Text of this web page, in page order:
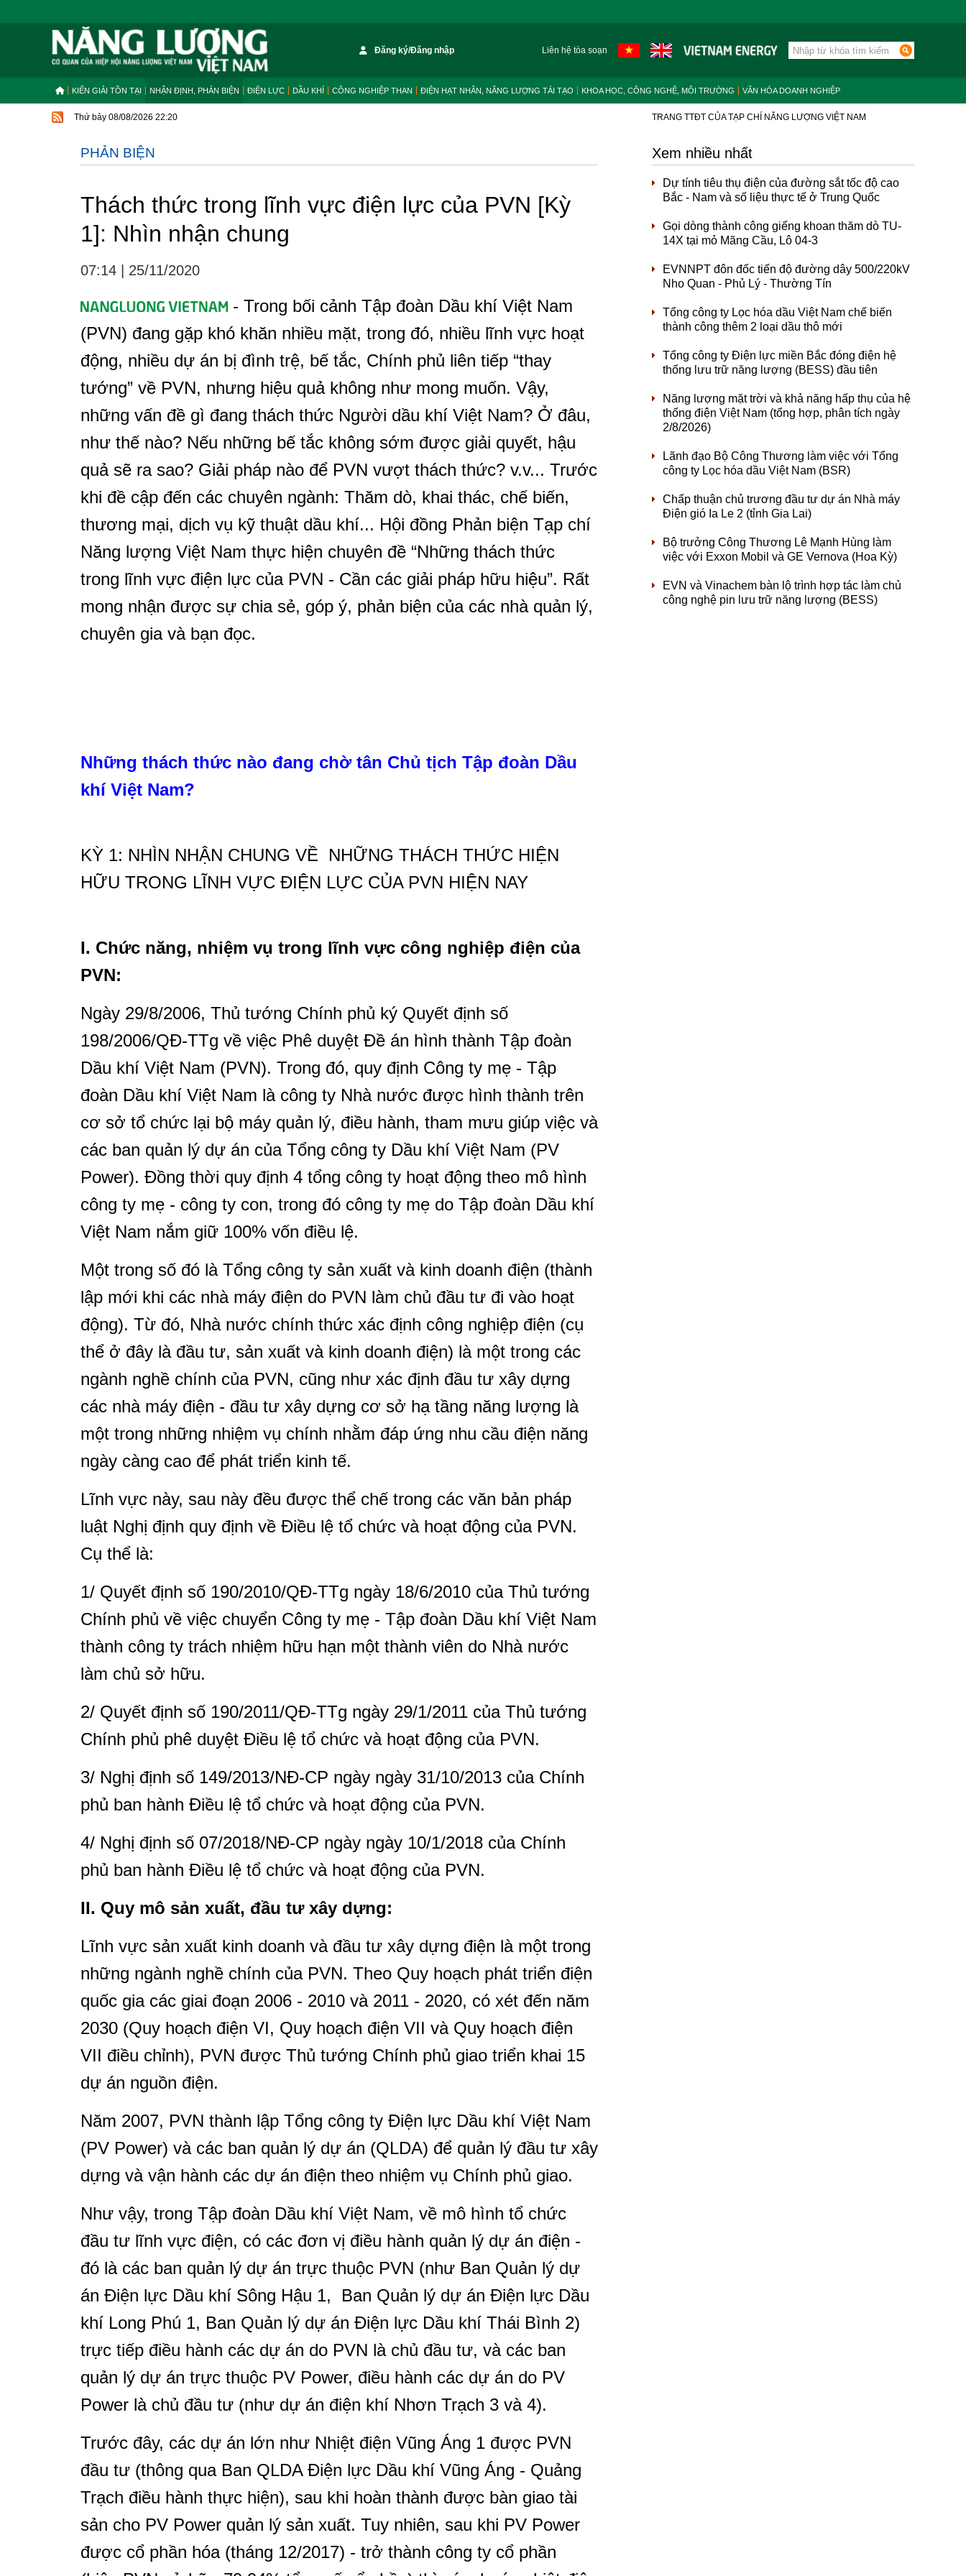
Đăng ký/Đăng nhập Liên hệ tòa soạn
KIẾN GIẢI TỒN TẠI NHẬN ĐỊNH, PHẢN BIỆN ĐIỆN LỰC DẦU KHÍ CÔNG NGHIỆP THAN ĐIỆN HẠT NHÂN, NĂNG LƯỢNG TÁI TẠO KHOA HỌC, CÔNG NGHỆ, MÔI TRƯỜNG VĂN HÓA DOANH NGHIỆP
Thứ bảy 08/08/2026 22:20 TRANG TTĐT CỦA TẠP CHÍ NĂNG LƯỢNG VIỆT NAM
PHẢN BIỆN
Thách thức trong lĩnh vực điện lực của PVN [Kỳ
1]: Nhìn nhận chung
07:14 25/11/2020
- Trong bối cảnh Tập đoàn Dầu khí Việt Nam
(PVN) đang gặp khó khăn nhiều mặt, trong đó, nhiều lĩnh vực hoạt
động, nhiều dự án bị đình trệ, bế tắc, Chính phủ liên tiếp “thay
tướng” về PVN, nhưng hiệu quả không như mong muốn. Vậy,
những vấn đề gì đang thách thức Người dầu khí Việt Nam? Ở đâu,
như thế nào? Nếu những bế tắc không sớm được giải quyết, hậu
quả sẽ ra sao? Giải pháp nào để PVN vượt thách thức? v.v... Trước
khi đề cập đến các chuyên ngành: Thăm dò, khai thác, chế biến,
thương mại, dịch vụ kỹ thuật dầu khí... Hội đồng Phản biện Tạp chí
Năng lượng Việt Nam thực hiện chuyên đề “Những thách thức
trong lĩnh vực điện lực của PVN - Cần các giải pháp hữu hiệu”. Rất
mong nhận được sự chia sẻ, góp ý, phản biện của các nhà quản lý,
chuyên gia và bạn đọc.
Những thách thức nào đang chờ tân Chủ tịch Tập đoàn Dầu
khí Việt Nam?
KỲ 1: NHÌN NHẬN CHUNG VỀ NHỮNG THÁCH THỨC HIỆN
HỮU TRONG LĨNH VỰC ĐIỆN LỰC CỦA PVN HIỆN NAY
I. Chức năng, nhiệm vụ trong lĩnh vực công nghiệp điện của
PVN:
Ngày 29/8/2006, Thủ tướng Chính phủ ký Quyết định số
198/2006/QĐ-TTg về việc Phê duyệt Đề án hình thành Tập đoàn
Dầu khí Việt Nam (PVN). Trong đó, quy định Công ty mẹ - Tập
đoàn Dầu khí Việt Nam là công ty Nhà nước được hình thành trên
cơ sở tổ chức lại bộ máy quản lý, điều hành, tham mưu giúp việc và
các ban quản lý dự án của Tổng công ty Dầu khí Việt Nam (PV
Power). Đồng thời quy định 4 tổng công ty hoạt động theo mô hình
công ty mẹ - công ty con, trong đó công ty mẹ do Tập đoàn Dầu khí
Việt Nam nắm giữ 100% vốn điều lệ.
Một trong số đó là Tổng công ty sản xuất và kinh doanh điện (thành
lập mới khi các nhà máy điện do PVN làm chủ đầu tư đi vào hoạt
động). Từ đó, Nhà nước chính thức xác định công nghiệp điện (cụ
thể ở đây là đầu tư, sản xuất và kinh doanh điện) là một trong các
ngành nghề chính của PVN, cũng như xác định đầu tư xây dựng
các nhà máy điện - đầu tư xây dựng cơ sở hạ tầng năng lượng là
một trong những nhiệm vụ chính nhằm đáp ứng nhu cầu điện năng
ngày càng cao để phát triển kinh tế.
Lĩnh vực này, sau này đều được thể chế trong các văn bản pháp
luật Nghị định quy định về Điều lệ tổ chức và hoạt động của PVN.
Cụ thể là:
1/ Quyết định số 190/2010/QĐ-TTg ngày 18/6/2010 của Thủ tướng
Chính phủ về việc chuyển Công ty mẹ - Tập đoàn Dầu khí Việt Nam
thành công ty trách nhiệm hữu hạn một thành viên do Nhà nước
làm chủ sở hữu.
2/ Quyết định số 190/2011/QĐ-TTg ngày 29/1/2011 của Thủ tướng
Chính phủ phê duyệt Điều lệ tổ chức và hoạt động của PVN.
3/ Nghị định số 149/2013/NĐ-CP ngày ngày 31/10/2013 của Chính
phủ ban hành Điều lệ tổ chức và hoạt động của PVN.
4/ Nghị định số 07/2018/NĐ-CP ngày ngày 10/1/2018 của Chính
phủ ban hành Điều lệ tổ chức và hoạt động của PVN.
II. Quy mô sản xuất, đầu tư xây dựng:
Lĩnh vực sản xuất kinh doanh và đầu tư xây dựng điện là một trong
những ngành nghề chính của PVN. Theo Quy hoạch phát triển điện
quốc gia các giai đoạn 2006 - 2010 và 2011 - 2020, có xét đến năm
2030 (Quy hoạch điện VI, Quy hoạch điện VII và Quy hoạch điện
VII điều chỉnh), PVN được Thủ tướng Chính phủ giao triển khai 15
dự án nguồn điện.
Năm 2007, PVN thành lập Tổng công ty Điện lực Dầu khí Việt Nam
(PV Power) và các ban quản lý dự án (QLDA) để quản lý đầu tư xây
dựng và vận hành các dự án điện theo nhiệm vụ Chính phủ giao.
Như vậy, trong Tập đoàn Dầu khí Việt Nam, về mô hình tổ chức
đầu tư lĩnh vực điện, có các đơn vị điều hành quản lý dự án điện -
đó là các ban quản lý dự án trực thuộc PVN (như Ban Quản lý dự
án Điện lực Dầu khí Sông Hậu 1, Ban Quản lý dự án Điện lực Dầu
khí Long Phú 1, Ban Quản lý dự án Điện lực Dầu khí Thái Bình 2)
trực tiếp điều hành các dự án do PVN là chủ đầu tư, và các ban
quản lý dự án trực thuộc PV Power, điều hành các dự án do PV
Power là chủ đầu tư (như dự án điện khí Nhơn Trạch 3 và 4).
Trước đây, các dự án lớn như Nhiệt điện Vũng Áng 1 được PVN
đầu tư (thông qua Ban QLDA Điện lực Dầu khí Vũng Áng - Quảng
Trạch điều hành thực hiện), sau khi hoàn thành được bàn giao tài
sản cho PV Power quản lý sản xuất. Tuy nhiên, sau khi PV Power
được cổ phần hóa (tháng 12/2017) - trở thành công ty cổ phần
Xem nhiều nhất
Dự tính tiêu thụ điện của đường sắt tốc độ cao
Bắc - Nam và số liệu thực tế ở Trung Quốc
Gọi dòng thành công giếng khoan thăm dò TU-
14X tại mỏ Mãng Cầu, Lô 04-3
EVNNPT đôn đốc tiến độ đường dây 500/220kV
Nho Quan - Phủ Lý - Thường Tín
Tổng công ty Lọc hóa dầu Việt Nam chế biến
thành công thêm 2 loại dầu thô mới
Tổng công ty Điện lực miền Bắc đóng điện hệ
thống lưu trữ năng lượng (BESS) đầu tiên
Năng lượng mặt trời và khả năng hấp thụ của hệ
thống điện Việt Nam (tổng hợp, phân tích ngày
2/8/2026)
Lãnh đạo Bộ Công Thương làm việc với Tổng
công ty Lọc hóa dầu Việt Nam (BSR)
Chấp thuận chủ trương đầu tư dự án Nhà máy
Điện gió Ia Le 2 (tỉnh Gia Lai)
Bộ trưởng Công Thương Lê Mạnh Hùng làm
việc với Exxon Mobil và GE Vernova (Hoa Kỳ)
EVN và Vinachem bàn lộ trình hợp tác làm chủ
công nghệ pin lưu trữ năng lượng (BESS)